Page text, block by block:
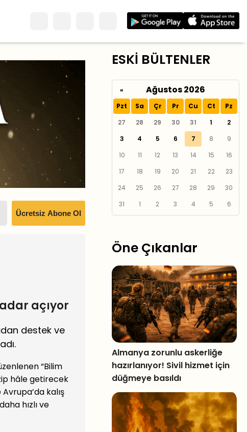
açıyor
destek ve
“Bilim
hâle getirecek
kalış
hızlı ve
ESKİ BÜLTENLER
« Ağustos 2026
Pzt Sa Çr Pr Cu Ct
Pz
27
28 29 30 31 1
2
3
4 5 6 7 8
9
10
11 12 13 14 15
16
17
18 19 20 21 22
23
24
25 26 27 28 29
30
31
1 2 3 4 5 6
Öne Çıkanlar
Almanya zorunlu askerliğe
hazırlanıyor! Sivil hizmet için
düğmeye basıldı